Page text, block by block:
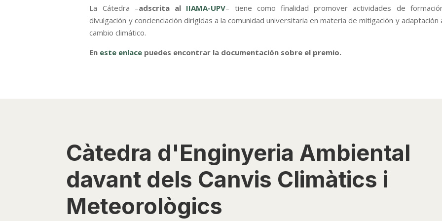
La Cátedra –adscrita al IIAMA-UPV– tiene como finalidad promover actividades de
divulgación y concienciación dirigidas a la comunidad universitaria en materia de mitigación y adaptación
cambio climático.
En este enlace puedes encontrar la documentación sobre el premio.
Càtedra d'Enginyeria Ambiental
davant dels Canvis Climàtics i
Meteorològics